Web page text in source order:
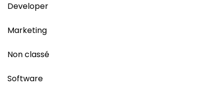
Developer
Marketing
Non classé
Software